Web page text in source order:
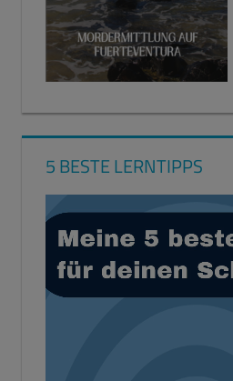
5 BESTE LERNTIPPS
Video-
Player